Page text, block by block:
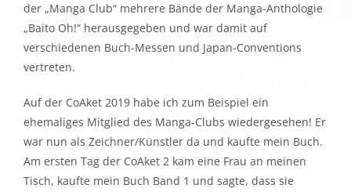
der „Manga Club“ mehrere Bände der Manga-Anthologie
„Baito Oh!“ herausgegeben und war damit auf
verschiedenen Buch-Messen und Japan-Conventions
vertreten.
Auf der CoAket 2019 habe ich zum Beispiel ein
ehemaliges Mitglied des Manga-Clubs wiedergesehen! Er
war nun als Zeichner/Künstler da und kaufte mein Buch.
Am ersten Tag der CoAket 2 kam eine Frau an meinen
Tisch, kaufte mein Buch Band 1 und sagte, dass sie